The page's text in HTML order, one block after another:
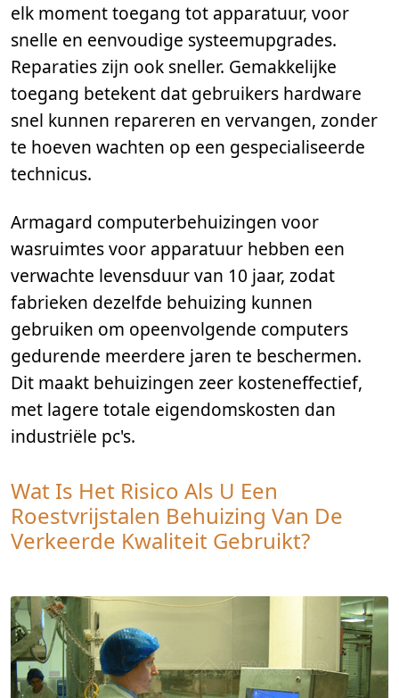
elk moment toegang tot apparatuur, voor
snelle en eenvoudige systeemupgrades.
Reparaties zijn ook sneller. Gemakkelijke
toegang betekent dat gebruikers hardware
snel kunnen repareren en vervangen, zonder
te hoeven wachten op een gespecialiseerde
technicus.
Armagard computerbehuizingen voor
wasruimtes voor apparatuur hebben een
verwachte levensduur van 10 jaar, zodat
fabrieken dezelfde behuizing kunnen
gebruiken om opeenvolgende computers
gedurende meerdere jaren te beschermen.
Dit maakt behuizingen zeer kosteneffectief,
met lagere totale eigendomskosten dan
industriële pc's.
Wat Is Het Risico Als U Een
Roestvrijstalen Behuizing Van De
Verkeerde Kwaliteit Gebruikt?